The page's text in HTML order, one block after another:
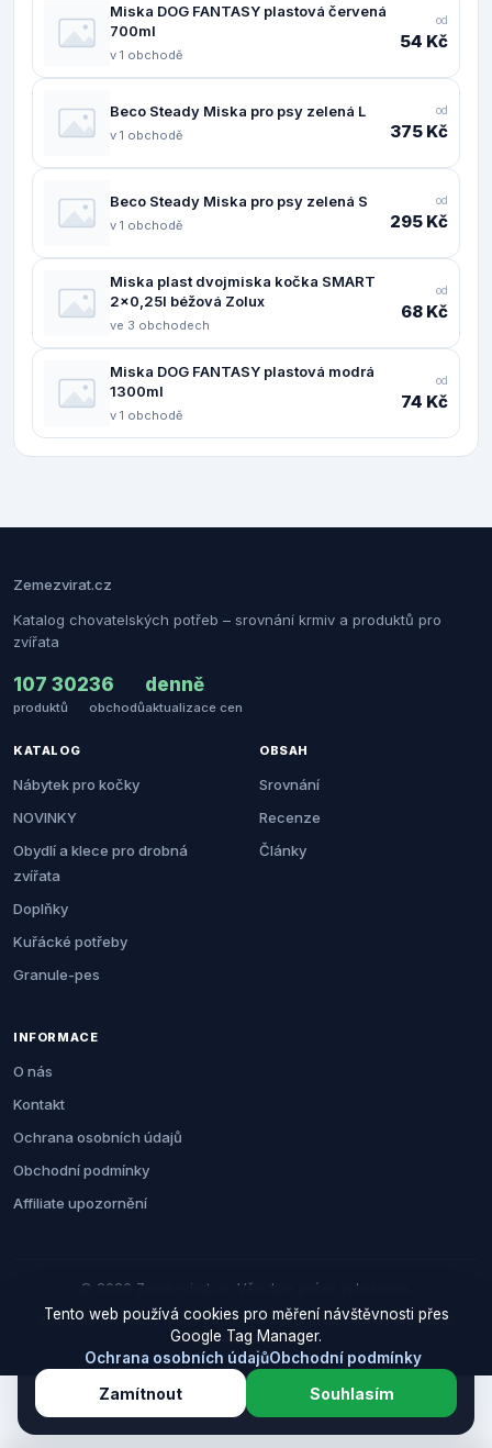
Miska DOG FANTASY plastová červená
700ml
v 1 obchodě
od
54 Kč
Beco Steady Miska pro psy zelená L
v 1 obchodě
od
375 Kč
Beco Steady Miska pro psy zelená S
v 1 obchodě
od
295 Kč
Miska plast dvojmiska kočka SMART
2x0,25l béžová Zolux
ve 3 obchodech
od
68 Kč
Miska DOG FANTASY plastová modrá
1300ml
v 1 obchodě
od
74 Kč
Zemezvirat.cz
Katalog chovatelských potřeb – srovnání krmiv a produktů pro
zvířata
107 302
produktů
36
obchodů
denně
aktualizace cen
KATALOG
Nábytek pro kočky
NOVINKY
Obydlí a klece pro drobná
zvířata
Doplňky
Kuřácké potřeby
Granule-pes
OBSAH
Srovnání
Recenze
Články
INFORMACE
O nás
Kontakt
Ochrana osobních údajů
Obchodní podmínky
Affiliate upozornění
© 2026 Zemezvirat.cz. Všechna práva vyhrazena.
Za nákup přes naše odkazy můžeme získat provizi. Cenu pro vás to
neovlivní.
Tento web používá cookies pro měření návštěvnosti přes
Google Tag Manager.
Ochrana osobních údajůObchodní podmínky
Zamítnout Souhlasím